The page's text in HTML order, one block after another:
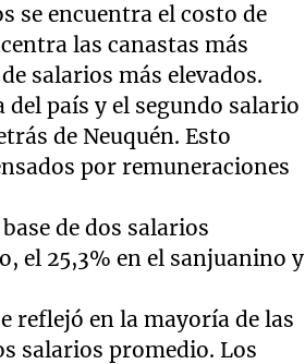
se encuentra el costo de
las canastas más
salarios más elevados.
del país y el segundo salario
de Neuquén. Esto
por remuneraciones
de dos salarios
el 25,3% en el sanjuanino y
reflejó en la mayoría de las
salarios promedio. Los